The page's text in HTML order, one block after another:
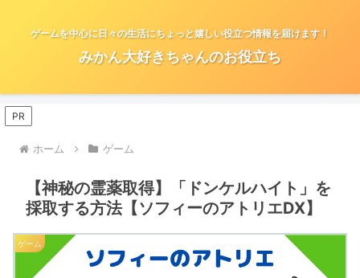
ゲームを中心に日々の生活にちょっと嬉しい役立つ情報を届けます！
みかん大好きちゃんのお役立ち
PR
ホーム ゲーム
【神秘の霊薬取得】「ドンケルハイト」を
採取する方法【ソフィーのアトリエDX】
ゲーム